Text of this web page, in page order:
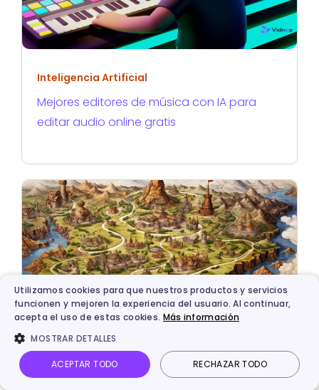
Inteligencia Artificial
Mejores editores de música con IA para
editar audio online gratis
Inteligencia Artificial
Top 6 generadores de mapas con IA para
crear mapas personalizados para
Utilizamos cookies para que nuestros productos y servicios
funcionen y mejoren la experiencia del usuario. Al continuar,
acepta el uso de estas cookies. Más información
MOSTRAR DETALLES
ACEPTAR TODO RECHAZAR TODO